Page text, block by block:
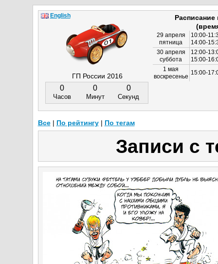
Записи с
ГП России 2016
0
Часов
0
Минут
0
Секунд
29 апреля
пятница
10:00-
14:00-
30 апреля
суббота
12:00-
15:00-
1 мая
воскресенье
15:00-
English
Все| По рейтингу| По тегам